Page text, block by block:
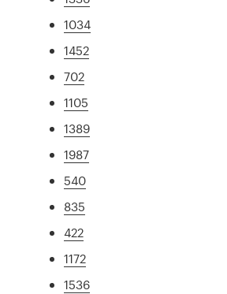
1034
1452
702
1105
1389
1987
540
835
422
1172
1536